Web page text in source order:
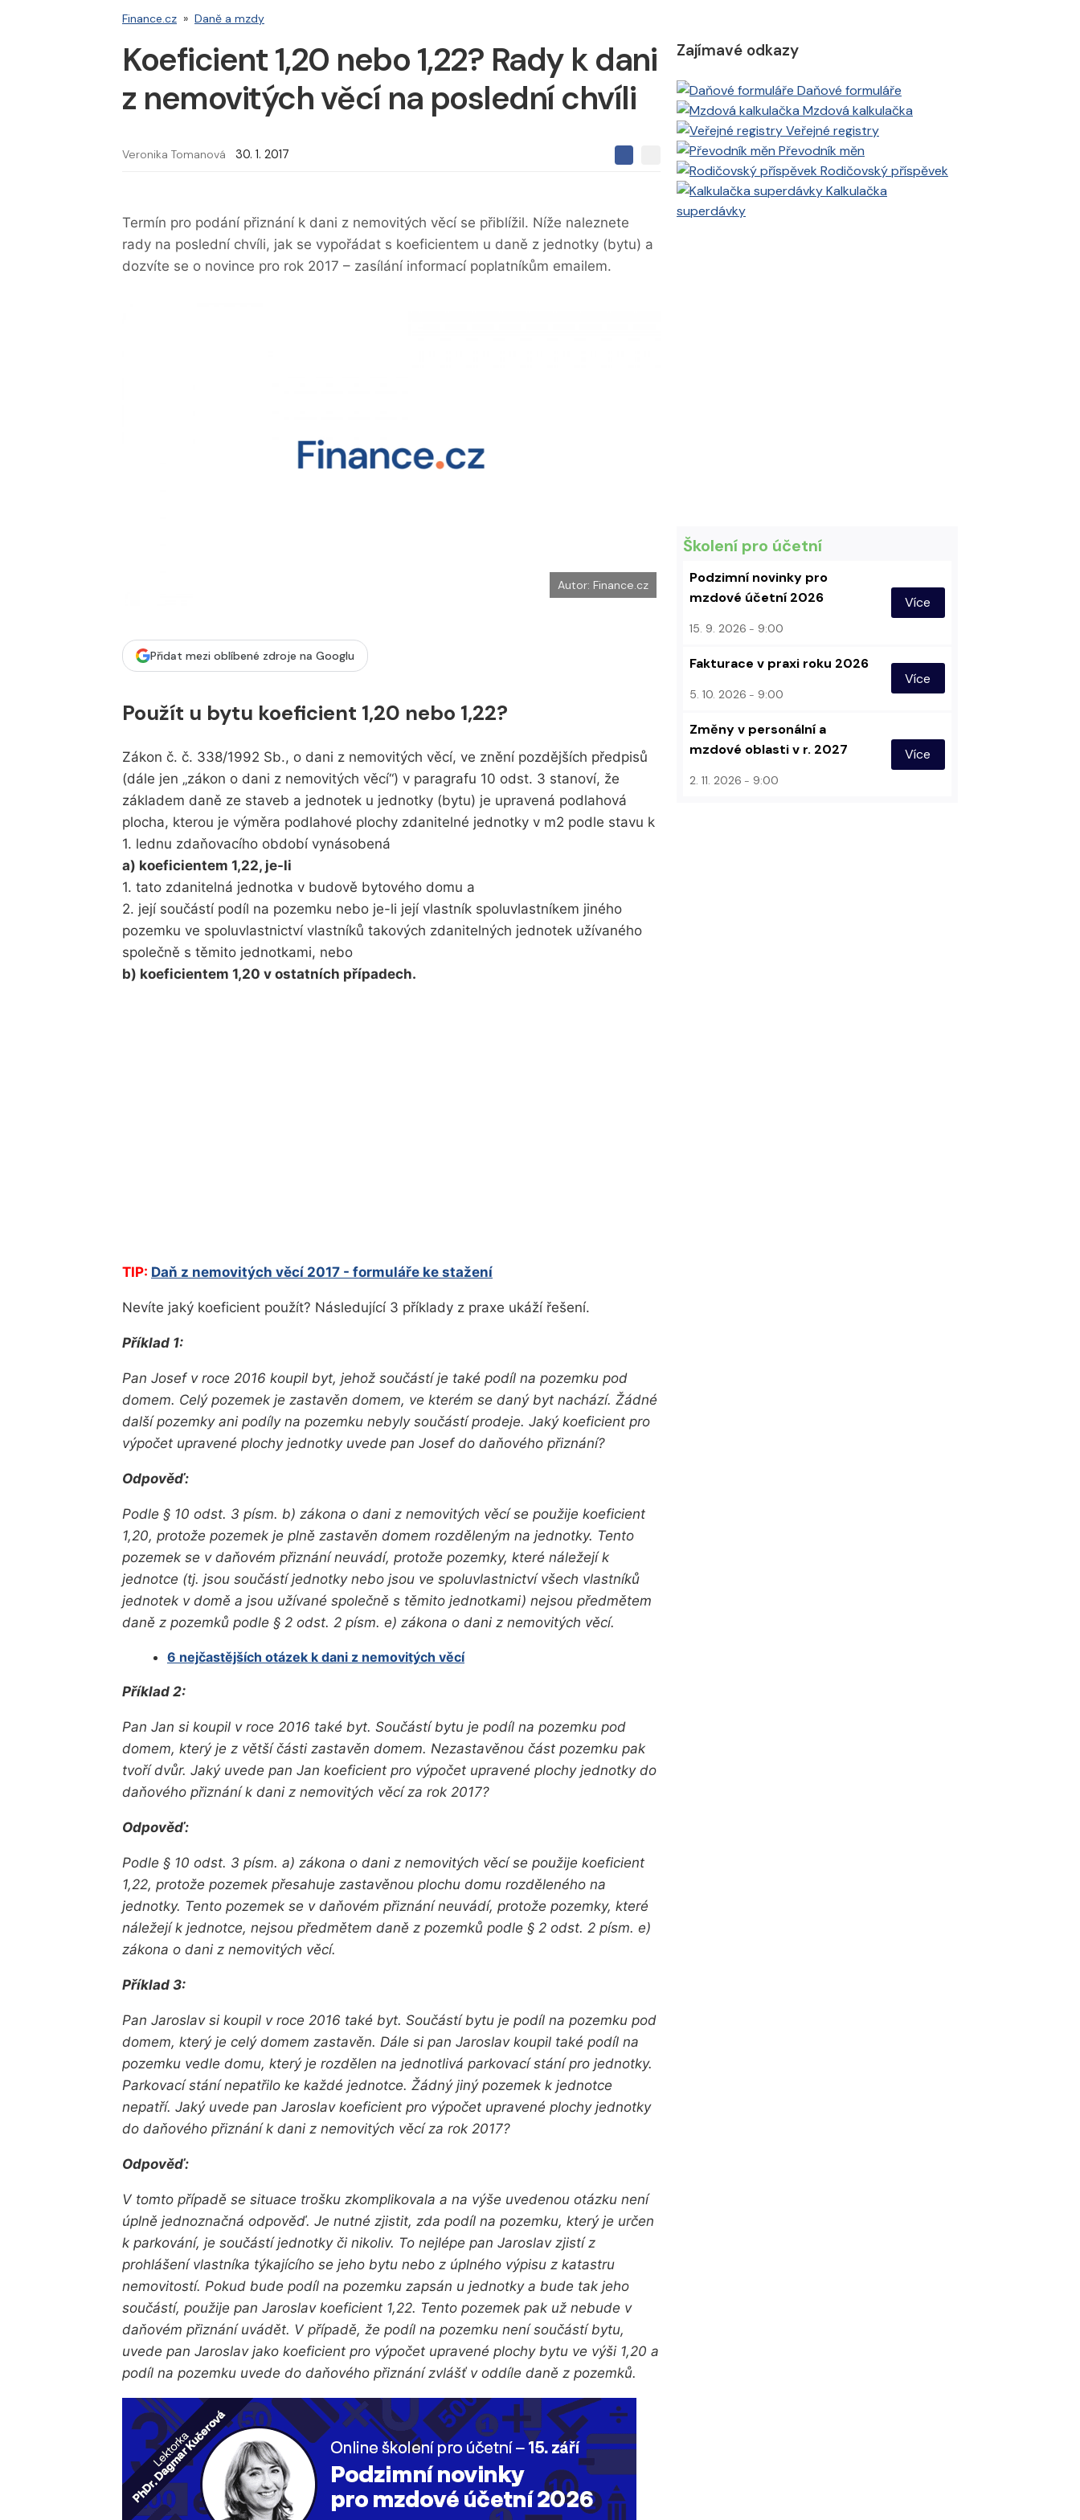
Finance.cz » Daně a mzdy
Koeficient 1,20 nebo 1,22? Rady k dani
z nemovitých věcí na poslední chvíli
Veronika Tomanová 30. 1. 2017
S
l
e
S
j
t
e
t
Termín pro podání přiznání k dani z nemovitých věcí se přiblížil. Níže naleznete
rady na poslední chvíli, jak se vypořádat s koeficientem u daně z jednotky (bytu) a
dozvíte se o novince pro rok 2017 – zasílání informací poplatníkům emailem.
Autor: Finance.cz
Přidat mezi oblíbené zdroje na Googlu
Použít u bytu koeficient 1,20 nebo 1,22?
Zákon č. č. 338/1992 Sb., o dani z nemovitých věcí, ve znění pozdějších předpisů
(dále jen „zákon o dani z nemovitých věcí“) v paragrafu 10 odst. 3 stanoví, že
základem daně ze staveb a jednotek u jednotky (bytu) je upravená podlahová
plocha, kterou je výměra podlahové plochy zdanitelné jednotky v m2 podle stavu k
1. lednu zdaňovacího období vynásobená
a) koeficientem 1,22, je-li
1. tato zdanitelná jednotka v budově bytového domu a
2. její součástí podíl na pozemku nebo je-li její vlastník spoluvlastníkem jiného
pozemku ve spoluvlastnictví vlastníků takových zdanitelných jednotek užívaného
společně s těmito jednotkami, nebo
b) koeficientem 1,20 v ostatních případech.
TIP: Daň z nemovitých věcí 2017 - formuláře ke stažení
Nevíte jaký koeficient použít? Následující 3 příklady z praxe ukáží řešení.
Příklad 1:
Pan Josef v roce 2016 koupil byt, jehož součástí je také podíl na pozemku pod
domem. Celý pozemek je zastavěn domem, ve kterém se daný byt nachází. Žádné
další pozemky ani podíly na pozemku nebyly součástí prodeje. Jaký koeficient pro
výpočet upravené plochy jednotky uvede pan Josef do daňového přiznání?
Odpověď:
Podle § 10 odst. 3 písm. b) zákona o dani z nemovitých věcí se použije koeficient
1,20, protože pozemek je plně zastavěn domem rozděleným na jednotky. Tento
pozemek se v daňovém přiznání neuvádí, protože pozemky, které náležejí k
jednotce (tj. jsou součástí jednotky nebo jsou ve spoluvlastnictví všech vlastníků
jednotek v domě a jsou užívané společně s těmito jednotkami) nejsou předmětem
daně z pozemků podle § 2 odst. 2 písm. e) zákona o dani z nemovitých věcí.
6 nejčastějších otázek k dani z nemovitých věcí
Příklad 2:
Pan Jan si koupil v roce 2016 také byt. Součástí bytu je podíl na pozemku pod
domem, který je z větší části zastavěn domem. Nezastavěnou část pozemku pak
tvoří dvůr. Jaký uvede pan Jan koeficient pro výpočet upravené plochy jednotky do
daňového přiznání k dani z nemovitých věcí za rok 2017?
Odpověď:
Podle § 10 odst. 3 písm. a) zákona o dani z nemovitých věcí se použije koeficient
1,22, protože pozemek přesahuje zastavěnou plochu domu rozděleného na
jednotky. Tento pozemek se v daňovém přiznání neuvádí, protože pozemky, které
náležejí k jednotce, nejsou předmětem daně z pozemků podle § 2 odst. 2 písm. e)
zákona o dani z nemovitých věcí.
Příklad 3:
Pan Jaroslav si koupil v roce 2016 také byt. Součástí bytu je podíl na pozemku pod
domem, který je celý domem zastavěn. Dále si pan Jaroslav koupil také podíl na
pozemku vedle domu, který je rozdělen na jednotlivá parkovací stání pro jednotky.
Parkovací stání nepatřilo ke každé jednotce. Žádný jiný pozemek k jednotce
nepatří. Jaký uvede pan Jaroslav koeficient pro výpočet upravené plochy jednotky
do daňového přiznání k dani z nemovitých věcí za rok 2017?
Odpověď:
V tomto případě se situace trošku zkomplikovala a na výše uvedenou otázku není
úplně jednoznačná odpověď. Je nutné zjistit, zda podíl na pozemku, který je určen
k parkování, je součástí jednotky či nikoliv. To nejlépe pan Jaroslav zjistí z
prohlášení vlastníka týkajícího se jeho bytu nebo z úplného výpisu z katastru
nemovitostí. Pokud bude podíl na pozemku zapsán u jednotky a bude tak jeho
součástí, použije pan Jaroslav koeficient 1,22. Tento pozemek pak už nebude v
daňovém přiznání uvádět. V případě, že podíl na pozemku není součástí bytu,
uvede pan Jaroslav jako koeficient pro výpočet upravené plochy bytu ve výši 1,20 a
podíl na pozemku uvede do daňového přiznání zvlášť v oddíle daně z pozemků.
Zajímavé odkazy
Daňové formuláře
Mzdová kalkulačka
Veřejné registry
Převodník měn
Rodičovský příspěvek
Kalkulačka
superdávky
Školení pro účetní
Podzimní novinky pro
mzdové účetní 2026
15. 9. 2026 9:00
Více
Fakturace v praxi roku 2026
5. 10. 2026 9:00
Více
Změny v personální a
mzdové oblasti v r. 2027
2. 11. 2026 9:00
Více